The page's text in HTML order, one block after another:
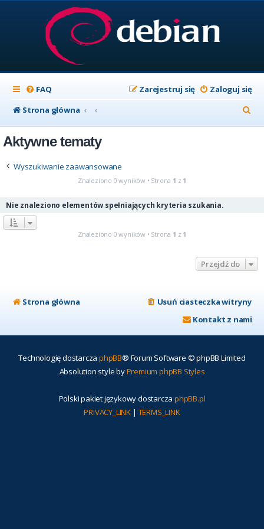
FAQ Zaloguj się
Zarejestruj się
Strona główna
z
Aktywne tematy
Wyszukiwanie zaawansowane
Znaleziono 0 wyników • Strona 1 z 1
Nie znaleziono elementów spełniających kryteria szukania.
Znaleziono 0 wyników • Strona 1 z 1
Przejdź do
Strona główna
Usuń ciasteczka witryny
Kontakt z nami
Technologię dostarcza phpBB® Forum Software © phpBB Limited
Absolution style byPremium phpBB Styles
Polski pakiet językowy dostarcza phpBB.pl
PRIVACY_LINK | TERMS_LINK